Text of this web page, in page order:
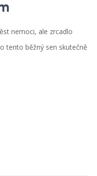
nemoci, ale zrcadlo
tento běžný sen skutečně